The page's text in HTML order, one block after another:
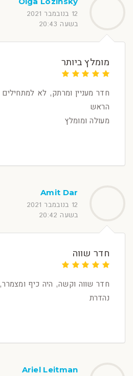
12 בנובמבר 2021
בשעה 20:43
מומלץ ביותר
חדר מעניין ומרתק, לא
הראש
מעולה ומומלץ
Amit Dar
12 בנובמבר 2021
בשעה 20:42
חדר שווה
חדר שווה וקשה, היה כיף
נהדרת
Ariel Leitman